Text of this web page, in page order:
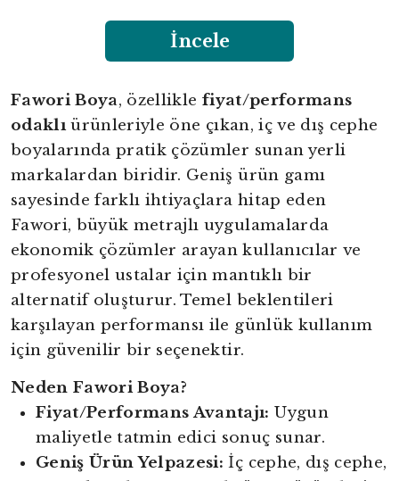
İncele
Fawori Boya, özellikle fiyat/performans
odaklıürünleriyle öne çıkan, iç ve dış cephe
boyalarında pratik çözümler sunan yerli
markalardan biridir. Geniş ürün gamı
sayesinde farklı ihtiyaçlara hitap eden
Fawori, büyük metrajlı uygulamalarda
ekonomik çözümler arayan kullanıcılar ve
profesyonel ustalar için mantıklı bir
alternatif oluşturur. Temel beklentileri
karşılayan performansı ile günlük kullanım
için güvenilir bir seçenektir.
Neden Fawori Boya?
Fiyat/Performans Avantajı: Uygun
maliyetle tatmin edici sonuç sunar.
Geniş Ürün Yelpazesi: İç cephe, dış cephe,